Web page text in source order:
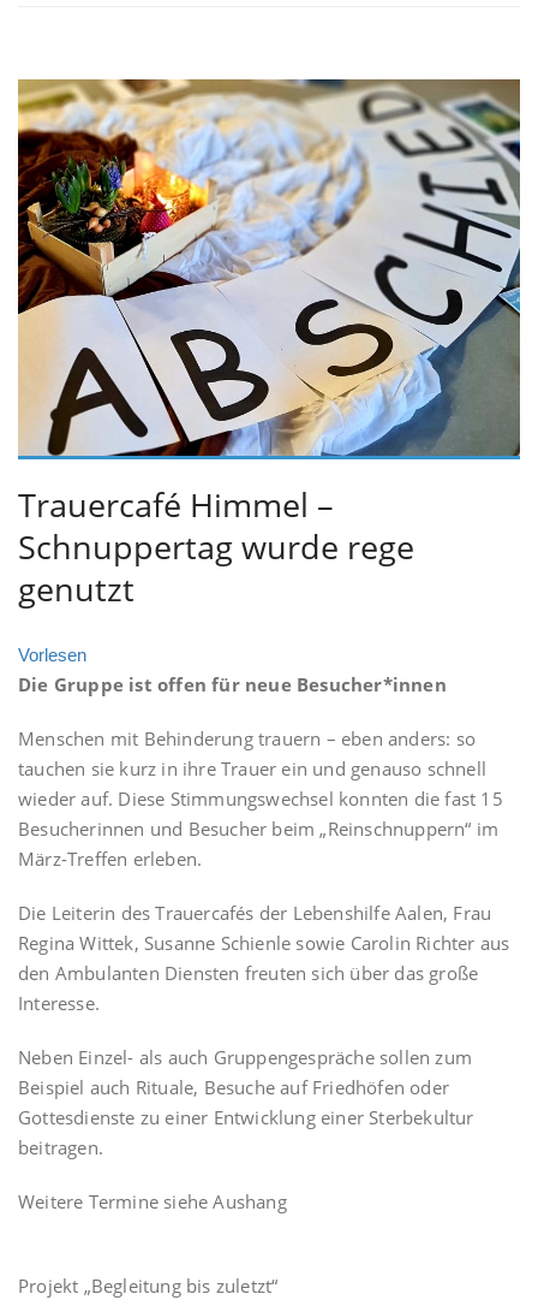
Trauercafé Himmel –
Schnuppertag wurde rege
genutzt
Vorlesen
Die Gruppe ist offen für neue Besucher*innen
Menschen mit Behinderung trauern – eben anders: so
tauchen sie kurz in ihre Trauer ein und genauso schnell
wieder auf. Diese Stimmungswechsel konnten die fast 15
Besucherinnen und Besucher beim „Reinschnuppern“ im
März-Treffen erleben.
Die Leiterin des Trauercafés der Lebenshilfe Aalen, Frau
Regina Wittek, Susanne Schienle sowie Carolin Richter aus
den Ambulanten Diensten freuten sich über das große
Interesse.
Neben Einzel- als auch Gruppengespräche sollen zum
Beispiel auch Rituale, Besuche auf Friedhöfen oder
Gottesdienste zu einer Entwicklung einer Sterbekultur
beitragen.
Weitere Termine siehe Aushang
Projekt „Begleitung bis zuletzt“